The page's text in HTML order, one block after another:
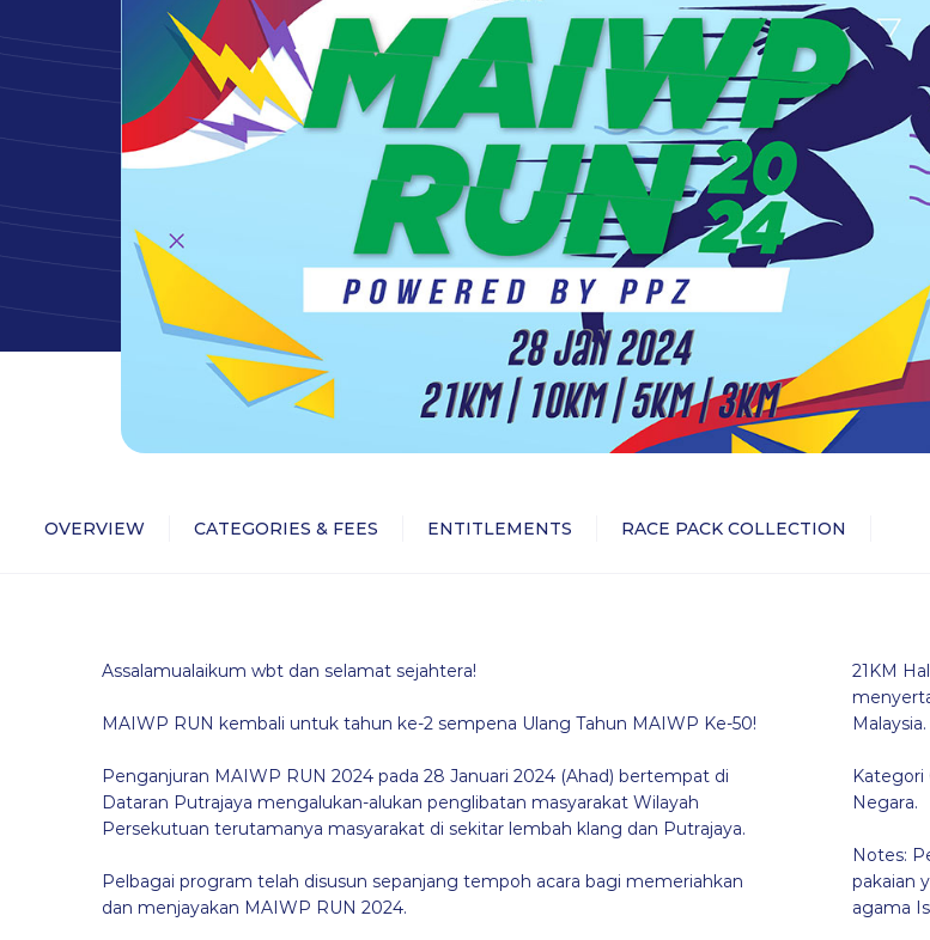
OVERVIEW CATEGORIES & FEES ENTITLEMENTS RACE PACK COLLECTION
Assalamualaikum wbt dan selamat sejahtera!
MAIWP RUN kembali untuk tahun ke-2 sempena Ulang Tahun MAIWP Ke-50!
Penganjuran MAIWP RUN 2024 pada 28 Januari 2024 (Ahad) bertempat di
Dataran Putrajaya mengalukan-alukan penglibatan masyarakat Wilayah
Persekutuan terutamanya masyarakat di sekitar lembah klang dan Putrajaya.
Pelbagai program telah disusun sepanjang tempoh acara bagi memeriahkan
dan menjayakan MAIWP RUN 2024.
21KM
Malaysia.
Kategori
Negara.
Notes:
pakaian
agama